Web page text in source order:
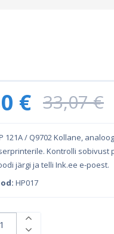
€ 33,07 €
121A / Q9702 Kollane,
Kontrolli sobivust
järgi ja telli Ink.ee e-poest.
HP017